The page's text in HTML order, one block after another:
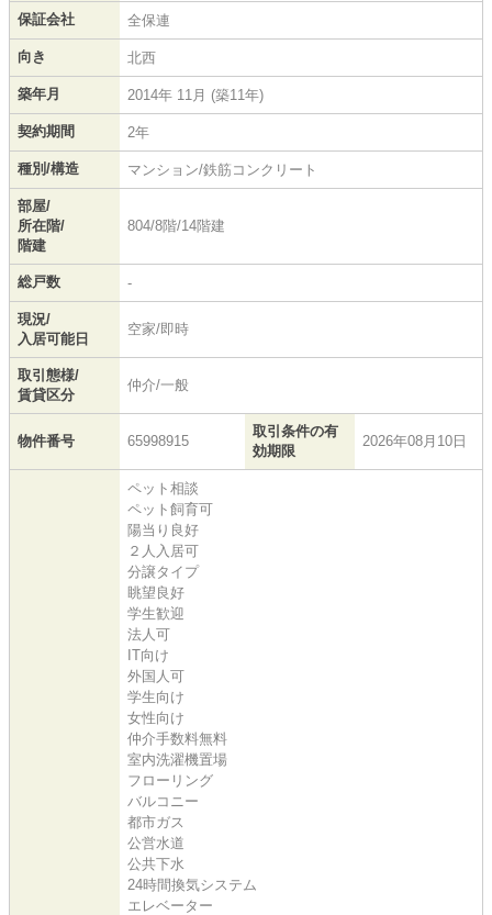
保証会社 全保連
向き 北西
築年月 2014年 11月 (築11年)
契約期間 2年
種別/構造 マンション/鉄筋コンクリート
部屋/
所在階/
階建
804/8階/14階建
総戸数 -
現況/
入居可能日
空家/即時
取引態様/
賃貸区分
仲介/一般
物件番号 65998915
取引条件の有
効期限
2026年08月10日
ペット相談
ペット飼育可
陽当り良好
２人入居可
分譲タイプ
眺望良好
学生歓迎
法人可
IT向け
外国人可
学生向け
女性向け
仲介手数料無料
室内洗濯機置場
フローリング
バルコニー
都市ガス
公営水道
公共下水
24時間換気システム
エレベーター